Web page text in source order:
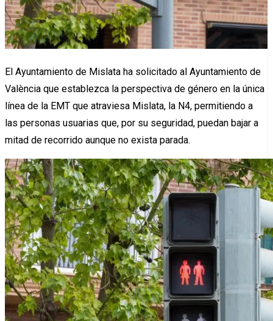
El Ayuntamiento de Mislata ha solicitado al Ayuntamiento de
València que establezca la perspectiva de género en la única
línea de la EMT que atraviesa Mislata, la N4, permitiendo a
las personas usuarias que, por su seguridad, puedan bajar a
mitad de recorrido aunque no exista parada.